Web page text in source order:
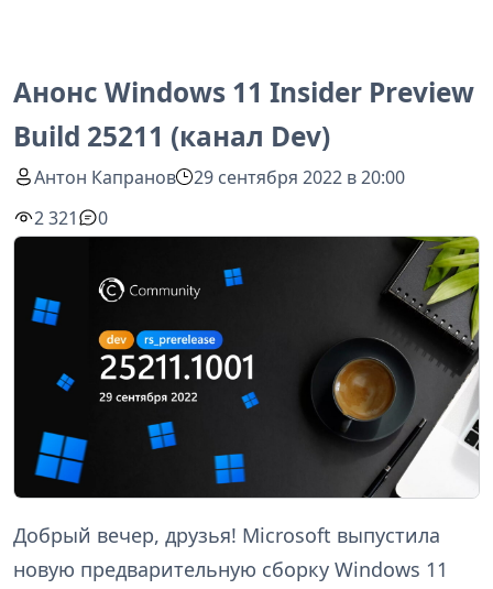
Анонс Windows 11 Insider Preview
Build 25211 (канал Dev)
Антон Капранов
29 сентября 2022 в 20:00
2 321
0
Добрый вечер, друзья! Microsoft выпустила
новую предварительную сборку Windows 11